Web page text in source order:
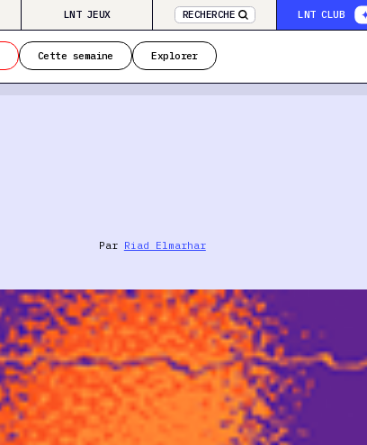
LNT JEUX RECHERCHE LNT CLUB
Cette semaine Explorer
Par Riad Elmarhar